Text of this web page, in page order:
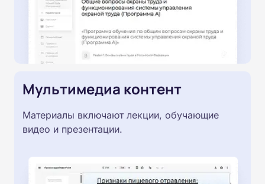
Мультимедиа контент
Материалы включают лекции, обучающие
видео и презентации.